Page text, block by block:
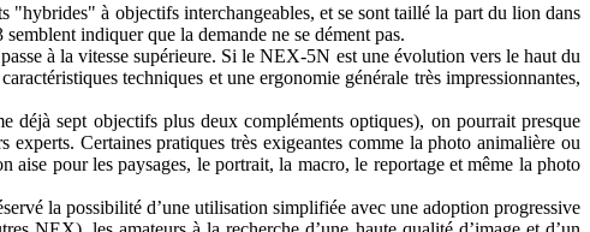
à objectifs interchangeables, et se sont taillé la part du lion dans
indiquer que la demande ne se dément pas.
à la vitesse supérieure. Si le NEX-5N est une évolution vers le haut du
techniques et une ergonomie générale très impressionnantes,
déjà sept objectifs plus deux compléments optiques), on pourrait presque
Certaines pratiques très exigeantes comme la photo animalière ou
aise pour les paysages, le portrait, la macro, le reportage et même la photo
la possibilité d’une utilisation simplifiée avec une adoption progressive